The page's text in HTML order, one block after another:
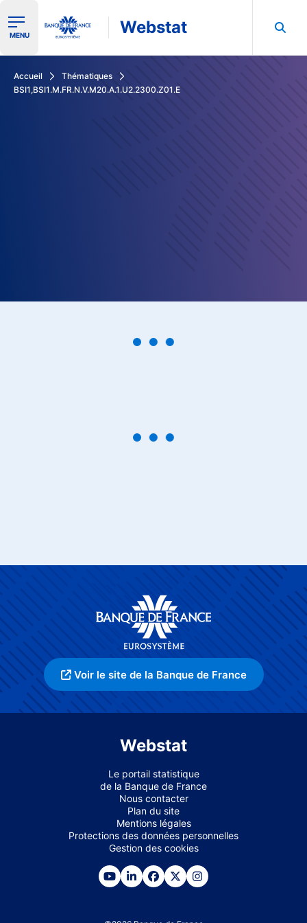
Ouvrir le menu de navigation
MENU Webstat
Accueil
Thématiques
BSI1,BSI1.M.FR.N.V.M20.A.1.U2.2300.Z01.E
Voir le site de la Banque de France
Webstat
Le portail statistique
de la Banque de France
Nous contacter
Plan du site
Mentions légales
Protections des données personnelles
Gestion des cookies